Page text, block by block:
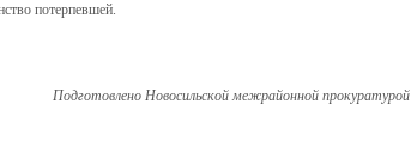
потерпевшей.
Подготовлено Новосильской межрайонной прокуратурой